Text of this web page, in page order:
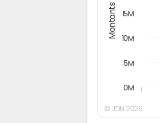
Montants (€)
0M
5M
10M
15M
© JDN 2026